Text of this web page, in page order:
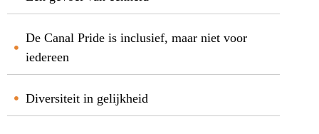
De Canal Pride is inclusief, maar niet voor
iedereen
Diversiteit in gelijkheid